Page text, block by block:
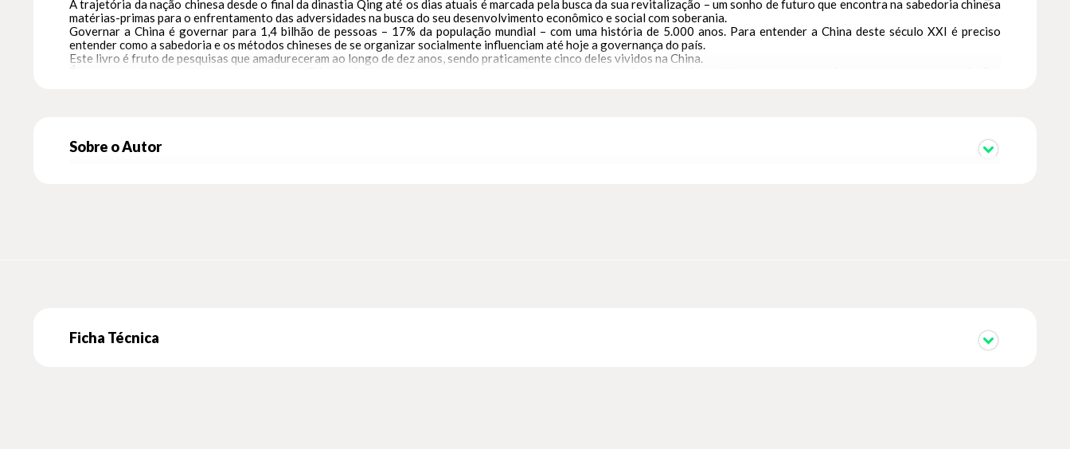
A trajetória da nação chinesa desde o final da dinastia Qing até os dias atuais é marcada pela busca da sua revitalização – um sonho de futuro que encontra na sabedoria chinesa
matérias-primas para o enfrentamento das adversidades na busca do seu desenvolvimento econômico e social com soberania.
Governar a China é governar para 1,4 bilhão de pessoas – 17% da população mundial – com uma história de 5.000 anos. Para entender a China deste século XXI é preciso
entender como a sabedoria e os métodos chineses de se organizar socialmente influenciam até hoje a governança do país.
Este livro é fruto de pesquisas que amadureceram ao longo de dez anos, sendo praticamente cinco deles vividos na China.
É sempre um bom momento para estudar a China e debater sobre uma vasta gama de assuntos que podem ser úteis e relevantes para os países que procuram ter relações
Sobre o Autor
Ficha Técnica